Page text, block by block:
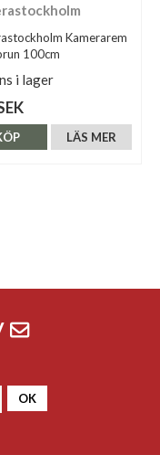
Kamerarem
100cm
i lager
LÄS MER
OK